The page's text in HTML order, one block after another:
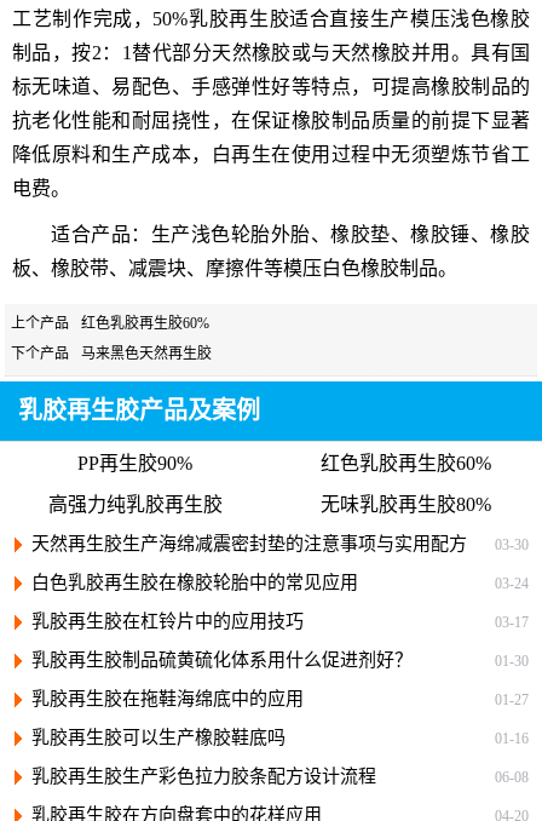
工艺制作完成，50%乳胶再生胶适合直接生产模压浅色橡胶
制品，按2：1替代部分天然橡胶或与天然橡胶并用。具有国
标无味道、易配色、手感弹性好等特点，可提高橡胶制品的
抗老化性能和耐屈挠性，在保证橡胶制品质量的前提下显著
降低原料和生产成本，白再生在使用过程中无须塑炼节省工
电费。
适合产品：生产浅色轮胎外胎、橡胶垫、橡胶锤、橡胶
板、橡胶带、减震块、摩擦件等模压白色橡胶制品。
上个产品
红色乳胶再生胶60%
下个产品
马来黑色天然再生胶
乳胶再生胶产品及案例
PP再生胶90% 红色乳胶再生胶60%
高强力纯乳胶再生胶 无味乳胶再生胶80%
03-30
天然再生胶生产海绵减震密封垫的注意事项与实用配方
03-24
白色乳胶再生胶在橡胶轮胎中的常见应用
03-17
乳胶再生胶在杠铃片中的应用技巧
01-30
乳胶再生胶制品硫黄硫化体系用什么促进剂好？
01-27
乳胶再生胶在拖鞋海绵底中的应用
01-16
乳胶再生胶可以生产橡胶鞋底吗
06-08
乳胶再生胶生产彩色拉力胶条配方设计流程
04-20
乳胶再生胶在方向盘套中的花样应用